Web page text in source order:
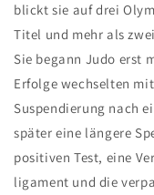
blickt sie auf drei
Titel und mehr als
Sie begann Judo erst
Erfolge wechselten
Suspendierung nach
später eine längere
positiven Test, eine
ligament und die